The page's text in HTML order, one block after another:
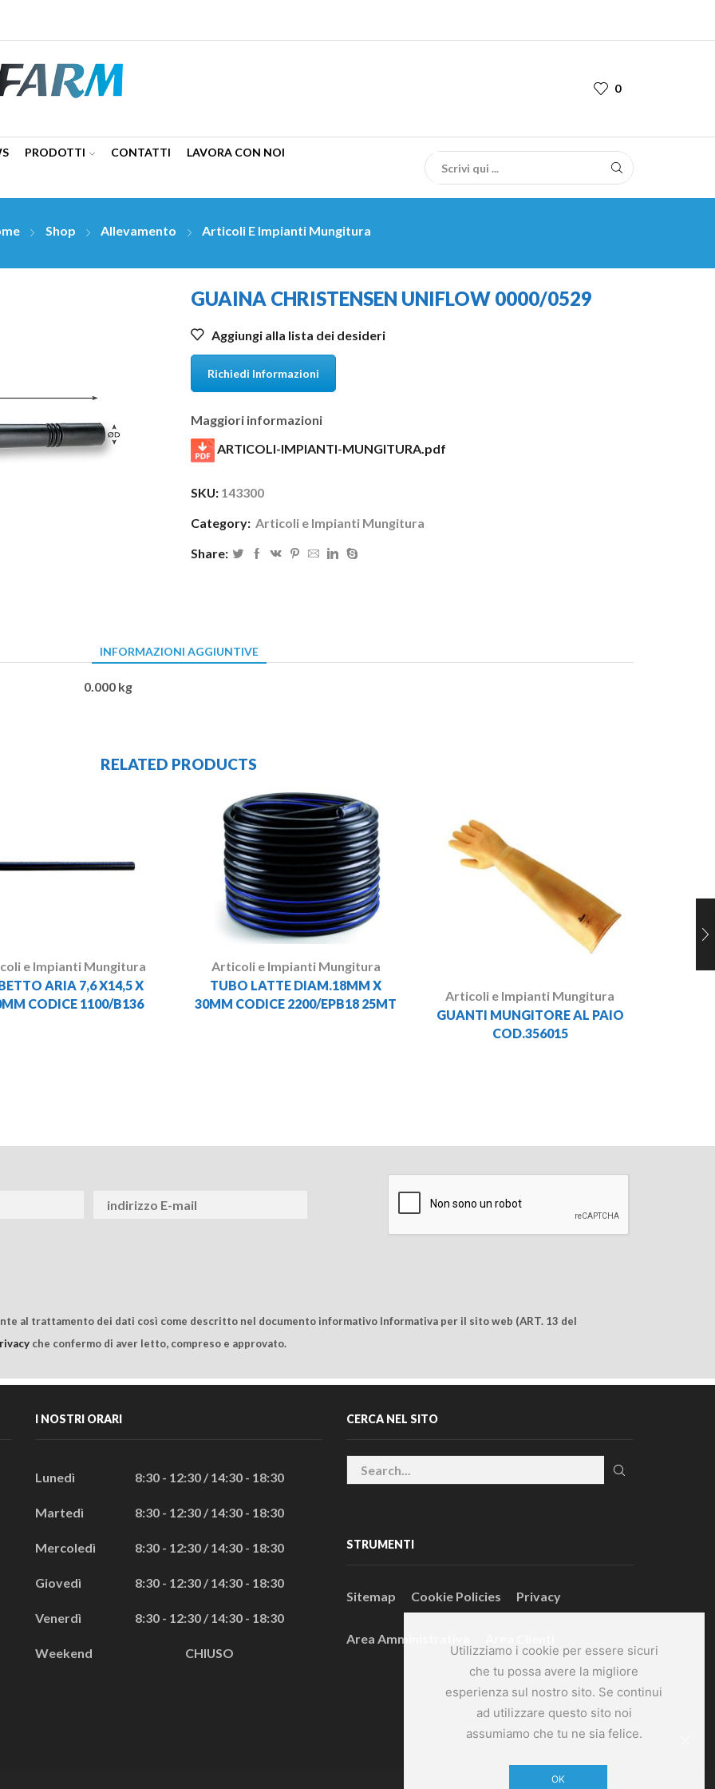
Utilizziamo i cookie per essere sicuri
che tu possa avere la migliore
esperienza sul nostro sito. Se continui
ad utilizzare questo sito noi
assumiamo che tu ne sia felice.
OK
0
PRODOTTI CONTATTI LAVORA CON NOI
Shop Allevamento Articoli E Impianti Mungitura
GUAINA CHRISTENSEN UNIFLOW 0000/0529
Aggiungi alla lista dei desideri
Richiedi Informazioni
Maggiori informazioni
ARTICOLI-IMPIANTI-MUNGITURA.pdf
SKU: 143300
Category: Articoli e Impianti Mungitura
Share:
INFORMAZIONI AGGIUNTIVE
0.000 kg
RELATED PRODUCTS
e Impianti Mungitura
ARIA 7,6 X14,5 X
CODICE 1100/B136
Articoli e Impianti Mungitura
TUBO LATTE DIAM.18MM X
30MM CODICE 2200/EPB18 25MT
Articoli e Impianti Mungitura
GUANTI MUNGITORE AL PAIO
COD.356015
al trattamento dei dati così come descritto nel documento informativo Informativa per il sito web (ART. 13 del
che confermo di aver letto, compreso e approvato.
I NOSTRI ORARI
Lunedì 8:30 - 12:30 / 14:30 - 18:30
Martedì 8:30 - 12:30 / 14:30 - 18:30
Mercoledì 8:30 - 12:30 / 14:30 - 18:30
Giovedì 8:30 - 12:30 / 14:30 - 18:30
Venerdì 8:30 - 12:30 / 14:30 - 18:30
Weekend CHIUSO
CERCA NEL SITO
STRUMENTI
Sitemap Cookie Policies Privacy
Area Amministrativa